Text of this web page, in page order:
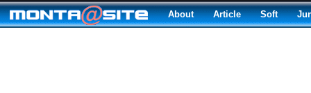
About Article Soft